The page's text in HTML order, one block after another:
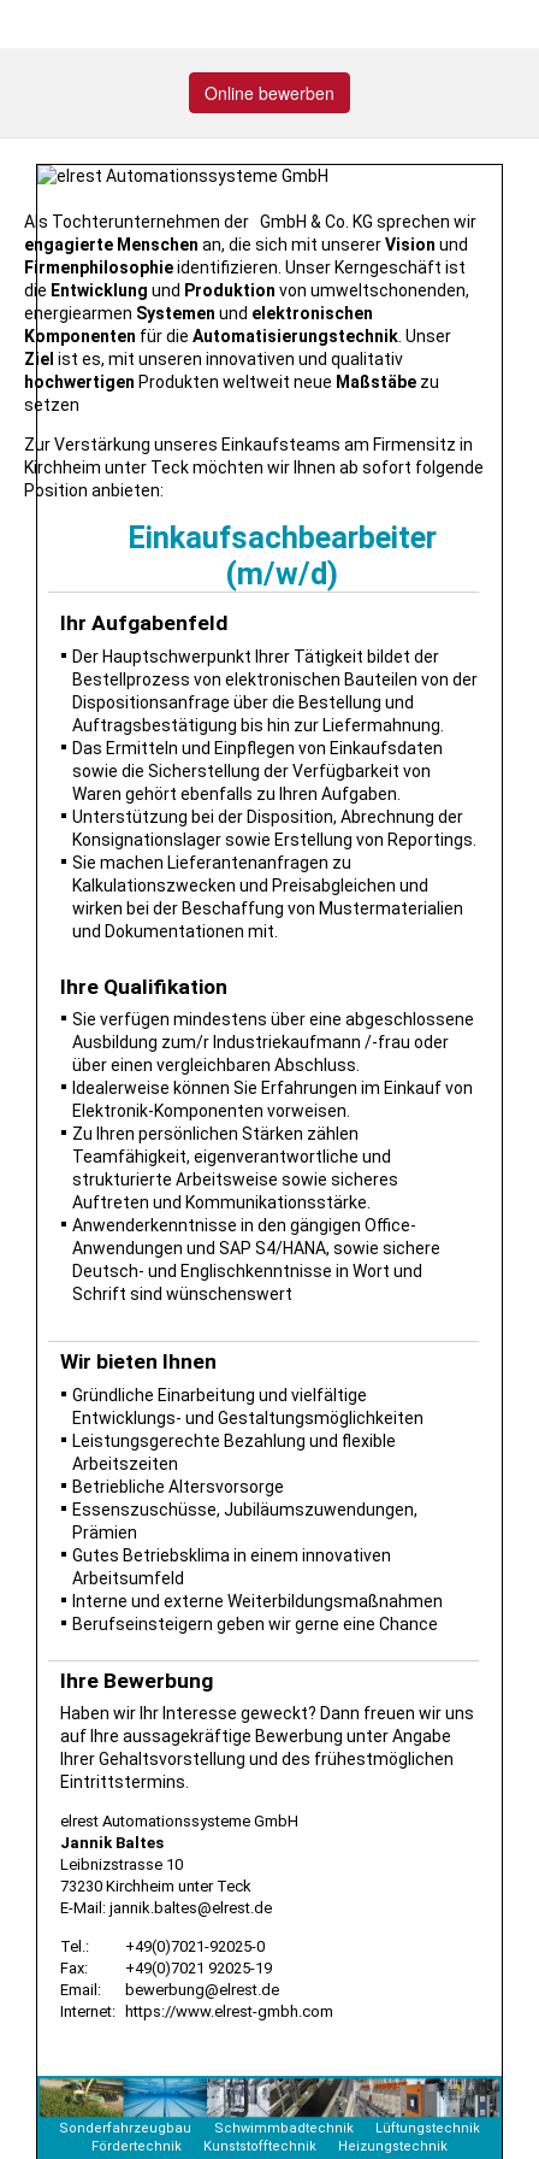
Online bewerben
Als Tochterunternehmen der GmbH & Co. KG sprechen wir
engagierte Menschen an, die sich mit unsererVision und
Firmenphilosophieidentifizieren. Unser Kerngeschäft ist
die Entwicklung und Produktion von umweltschonenden,
energiearmen Systemen und elektronischen
Komponenten für dieAutomatisierungstechnik. Unser
Ziel ist es, mit unseren innovativen und qualitativ
hochwertigen Produkten weltweit neue Maßstäbe zu
setzen
Zur Verstärkung unseres Einkaufsteams am Firmensitz in
Kirchheim unter Teck möchten wir Ihnen ab sofort folgende
Position anbieten:
Einkaufsachbearbeiter
(m/w/d)
Ihr Aufgabenfeld
Der Hauptschwerpunkt Ihrer Tätigkeit bildet der
Bestellprozess von elektronischen Bauteilen von der
Dispositionsanfrage über die Bestellung und
Auftragsbestätigung bis hin zur Liefermahnung.
Das Ermitteln und Einpflegen von Einkaufsdaten
sowie die Sicherstellung der Verfügbarkeit von
Waren gehört ebenfalls zu Ihren Aufgaben.
Unterstützung bei der Disposition, Abrechnung der
Konsignationslager sowie Erstellung von Reportings.
Sie machen Lieferantenanfragen zu
Kalkulationszwecken und Preisabgleichen und
wirken bei der Beschaffung von Mustermaterialien
und Dokumentationen mit.
Ihre Qualifikation
Sie verfügen mindestens über eine abgeschlossene
Ausbildung zum/r Industriekaufmann /-frau oder
über einen vergleichbaren Abschluss.
Idealerweise können Sie Erfahrungen im Einkauf von
Elektronik-Komponenten vorweisen.
Zu Ihren persönlichen Stärken zählen
Teamfähigkeit, eigenverantwortliche und
strukturierte Arbeitsweise sowie sicheres
Auftreten und Kommunikationsstärke.
Anwenderkenntnisse in den gängigen Office-
Anwendungen und SAP S4/HANA, sowie sichere
Deutsch- und Englischkenntnisse in Wort und
Schrift sind wünschenswert
Wir bieten Ihnen
Gründliche Einarbeitung und vielfältige
Entwicklungs- und Gestaltungsmöglichkeiten
Leistungsgerechte Bezahlung und flexible
Arbeitszeiten
Betriebliche Altersvorsorge
Essenszuschüsse, Jubiläumszuwendungen,
Prämien
Gutes Betriebsklima in einem innovativen
Arbeitsumfeld
Interne und externe Weiterbildungsmaßnahmen
Berufseinsteigern geben wir gerne eine Chance
Ihre Bewerbung
Haben wir Ihr Interesse geweckt? Dann freuen wir uns
auf Ihre aussagekräftige Bewerbung unter Angabe
Ihrer Gehaltsvorstellung und des frühestmöglichen
Eintrittstermins.
elrest Automationssysteme GmbH
Jannik Baltes
Leibnizstrasse 10
73230 Kirchheim unter Teck
E-Mail: jannik.baltes@elrest.de
Tel.:
+49(0)7021-92025-0
Fax:
+49(0)7021 92025-19
Email:
bewerbung@elrest.de
Internet:
https://www.elrest-gmbh.com
Sonderfahrzeugbau Schwimmbadtechnik
Lüftungstechnik
Fördertechnik
Kunststofftechnik Heizungstechnik